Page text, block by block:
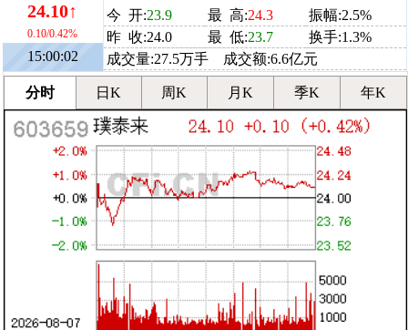
24.10↑
0.10/0.42%
15:00:02
今 开:23.9 最 高:24.3
振幅:2.5%
昨 收:24.0
最 低:23.7
换手:1.3%
成交量:27.5万手 成交额:6.6亿元
分时 日K 周K 月K 季K 年K